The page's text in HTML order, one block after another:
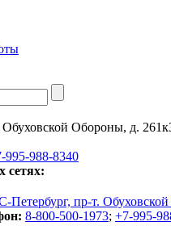
Обуховской Обороны, д.
995-988-8340
сетях:
Петербург, пр-т.
8-800-500-1973; +7-995-